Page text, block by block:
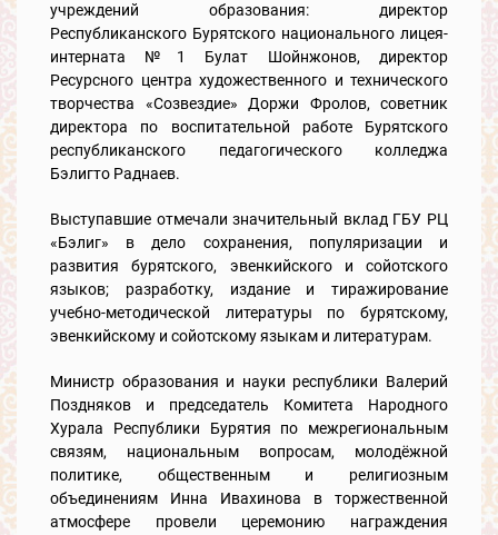
учреждений образования: директор
Республиканского Бурятского национального лицея-
интерната №1 Булат Шойнжонов, директор
Ресурсного центра художественного и технического
творчества «Созвездие» Доржи Фролов, советник
директора по воспитательной работе Бурятского
республиканского педагогического колледжа
Бэлигто Раднаев.
Выступавшие отмечали значительный вклад ГБУ РЦ
«Бэлиг» в дело сохранения, популяризации и
развития бурятского, эвенкийского и сойотского
языков; разработку, издание и тиражирование
учебно-методической литературы по бурятскому,
эвенкийскому и сойотскому языкам и литературам.
Министр образования и науки республики Валерий
Поздняков и председатель Комитета Народного
Хурала Республики Бурятия по межрегиональным
связям, национальным вопросам, молодёжной
политике, общественным и религиозным
объединениям Инна Ивахинова в торжественной
атмосфере провели церемонию награждения